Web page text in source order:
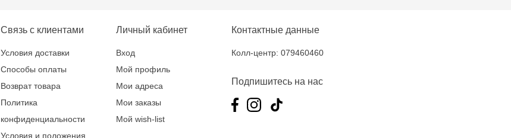
Связь с клиентами
Условия доставки
Способы оплаты
Возврат товара
Политика
конфиденциальности
Условия и положения
Личный кабинет
Вход
Мой профиль
Мои адреса
Мои заказы
Мой wish-list
Контактные данные
Колл-центр: 079460460
Подпишитесь на нас